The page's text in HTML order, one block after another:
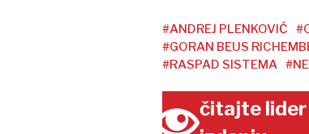
#ANDREJ PLENKOVIĆ
#GORAN BEUS
#RASPAD SISTEMA
čitajte